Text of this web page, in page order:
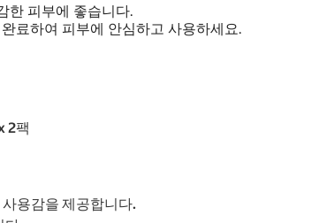
한 피부에 좋습니다.
료하여 피부에 안심하고 사용하세요.
2팩
용감을 제공합니다.